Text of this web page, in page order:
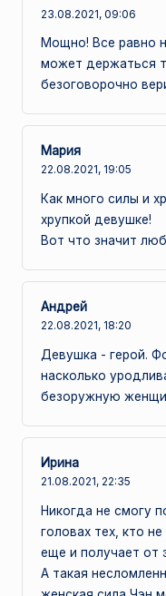
23.08.2021, 09:06
Мощно! Все равно
может держаться
безоговорочно
Мария
22.08.2021, 19:05
Как много силы и
хрупкой девушке!
Вот что значит
Андрей
22.08.2021, 18:20
Девушка - герой.
насколько
безоружную
Ирина
21.08.2021, 22:35
Никогда не смогу
головах тех, кто
еще и получает от
А такая